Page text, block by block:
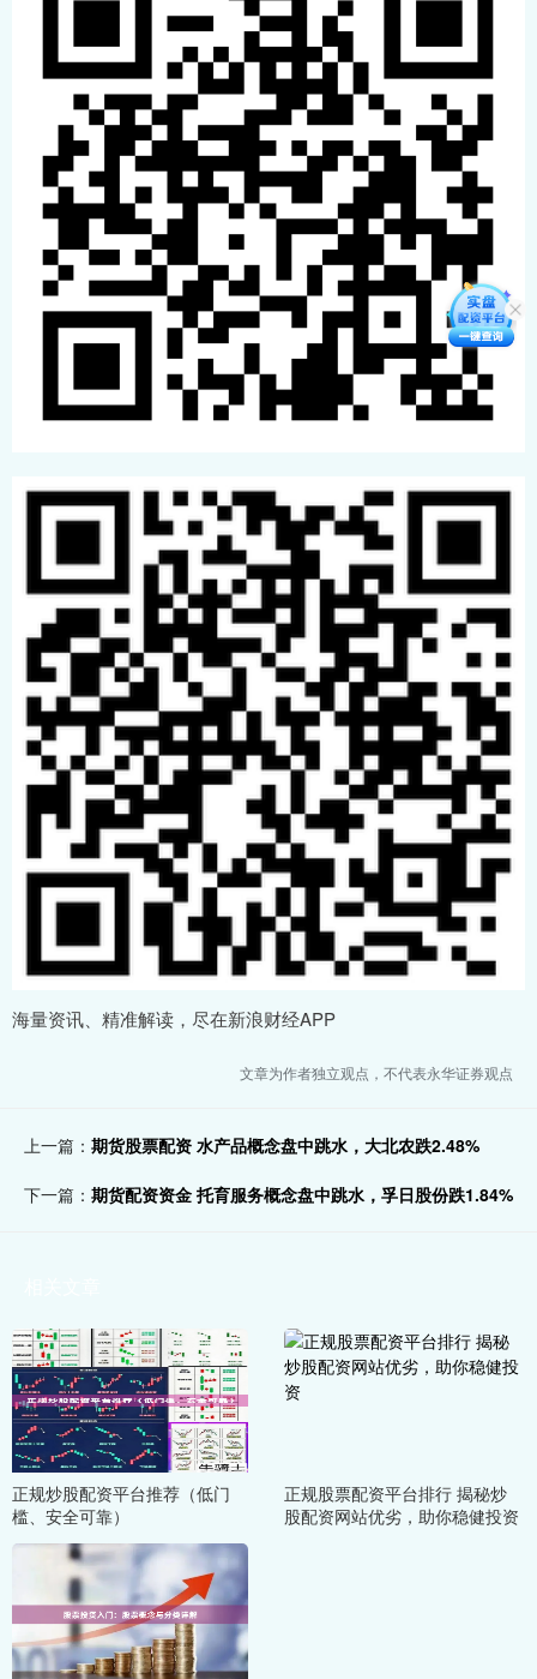
海量资讯、精准解读，尽在新浪财经APP
文章为作者独立观点，不代表永华证券观点
上一篇： 期货股票配资 水产品概念盘中跳水，大北农跌2.48%
下一篇： 期货配资资金 托育服务概念盘中跳水，孚日股份跌1.84%
正规炒股配资平台推荐（低门
槛、安全可靠）
正规股票配资平台排行 揭秘炒
股配资网站优劣，助你稳健投资